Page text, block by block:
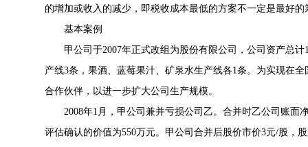
的增加或收入的减少，即税收成本最低的方案不一定是最好
基本案例
甲公司于2007年正式改组为股份有限公司，公司资产总计
产线3条，果酒、蓝莓果汁、矿泉水生产线各1条。为实现在
合作伙伴，以进一步扩大公司生产规模。
2008年1月，甲公司兼并亏损公司乙。合并时乙公司账面
评估确认的价值为550万元。甲公司合并后股价市价3元/股，